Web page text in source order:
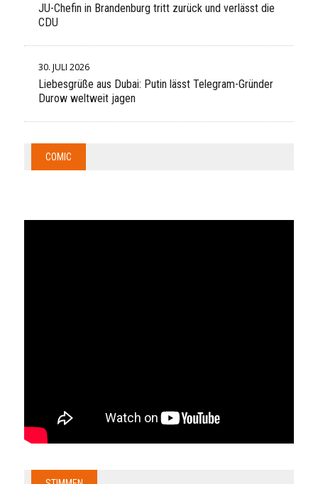
JU-Chefin in Brandenburg tritt zurück und verlässt die
CDU
30. JULI 2026
Liebesgrüße aus Dubai: Putin lässt Telegram-Gründer
Durow weltweit jagen
COMIC